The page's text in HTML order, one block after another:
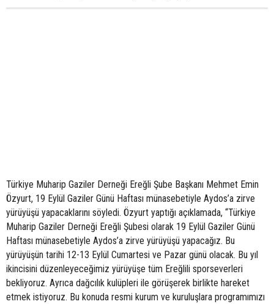
Türkiye Muharip Gaziler Derneği Ereğli Şube Başkanı Mehmet Emin
Özyurt, 19 Eylül Gaziler Günü Haftası münasebetiyle Aydos’a zirve
yürüyüşü yapacaklarını söyledi. Özyurt yaptığı açıklamada, “Türkiye
Muharip Gaziler Derneği Ereğli Şubesi olarak 19 Eylül Gaziler Günü
Haftası münasebetiyle Aydos’a zirve yürüyüşü yapacağız. Bu
yürüyüşün tarihi 12-13 Eylül Cumartesi ve Pazar günü olacak. Bu yıl
ikincisini düzenleyeceğimiz yürüyüşe tüm Ereğlili sporseverleri
bekliyoruz. Ayrıca dağcılık kulüpleri ile görüşerek birlikte hareket
etmek istiyoruz. Bu konuda resmi kurum ve kuruluşlara programımızı